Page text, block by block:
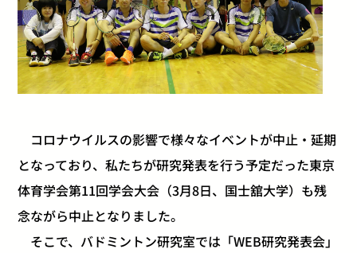
コロナウイルスの影響で様々なイベントが中止・延期
となっており、私たちが研究発表を行う予定だった東京
体育学会第11回学会大会（3月8日、国士舘大学）も残
念ながら中止となりました。
そこで、バドミントン研究室では「WEB研究発表会」